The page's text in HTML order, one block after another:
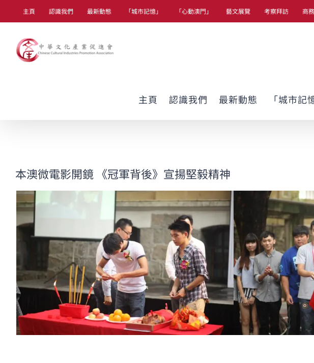
to
content
主頁 認識我們 最新動態 「城市記憶」 「心動澳門」 藝文展覽 考察拜訪 商
主頁 認識我們 最新動態 「城市記
本澳微電影開鏡 《冠軍背後》宣揚堅毅精神